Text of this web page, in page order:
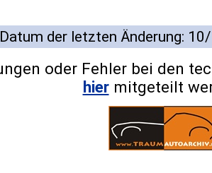
Datum der letzten Änderung:
oder Fehler bei den
hiermitgeteilt